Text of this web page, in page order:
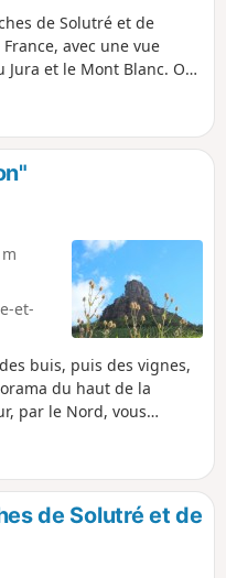
de Solutré et de
avec une vue
et le Mont Blanc. On
des vignobles
Vinzelles) où l'on domine
et-
buis, puis des vignes,
du haut de la
par le Nord, vous
garer son véhicule sur
Il y a d'autres possibilités
de Solutré et de